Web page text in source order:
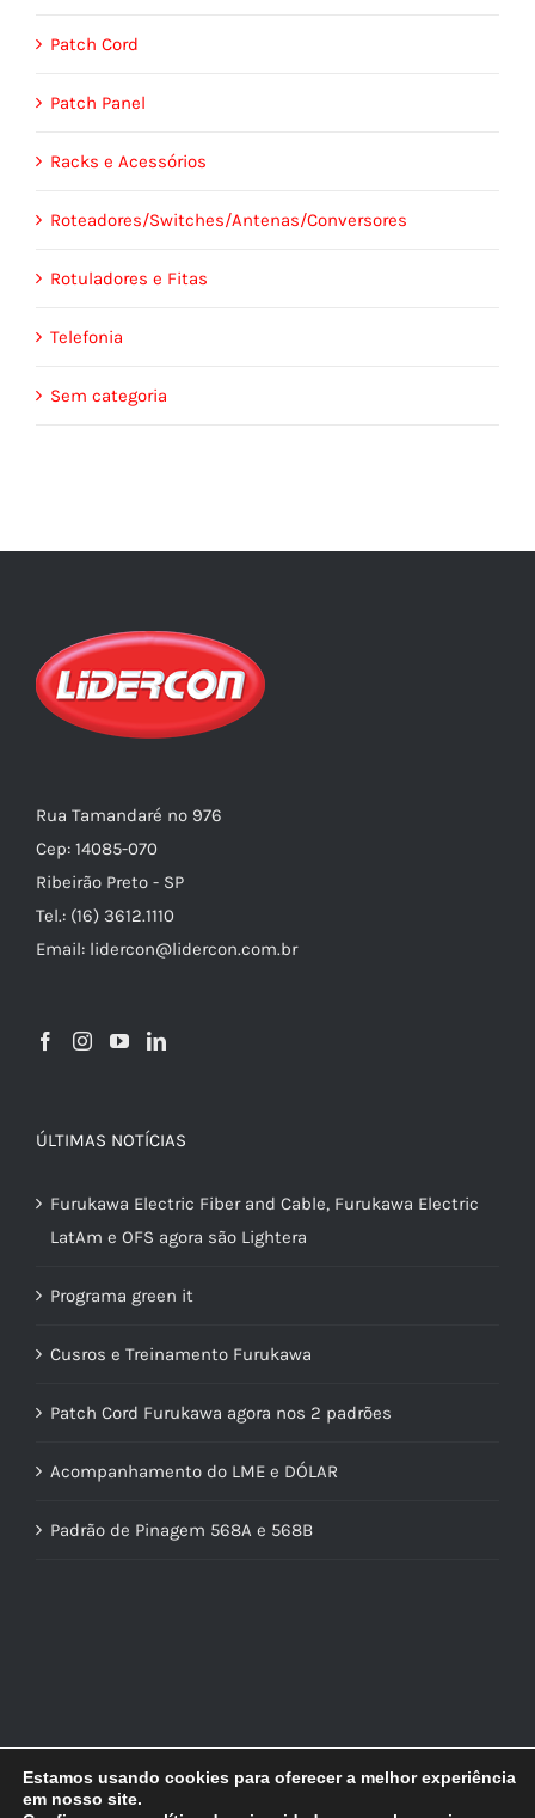
Patch Cord
Patch Panel
Racks e Acessórios
Roteadores/Switches/Antenas/Conversores
Rotuladores e Fitas
Telefonia
Sem categoria
Rua Tamandaré nº 976
Cep: 14085-070
Ribeirão Preto - SP
Tel.: (16) 3612.1110
Email: lidercon@lidercon.com.br
ÚLTIMAS NOTÍCIAS
Furukawa Electric Fiber and Cable, Furukawa Electric
LatAm e OFS agora são Lightera
Programa green it
Cusros e Treinamento Furukawa
Patch Cord Furukawa agora nos 2 padrões
Acompanhamento do LME e DÓLAR
Padrão de Pinagem 568A e 568B
Estamos usando cookies para oferecer a melhor experiência
em nosso site.